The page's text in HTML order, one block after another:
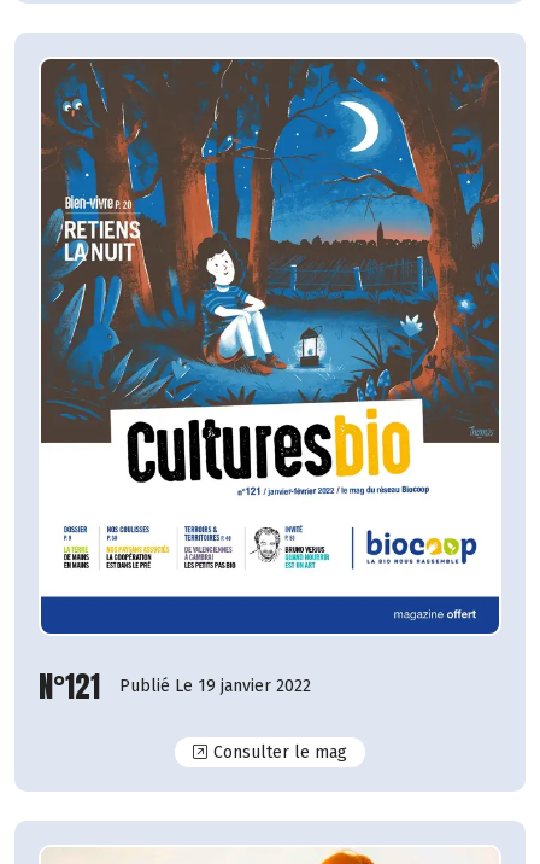
N°121 Publié Le 19 janvier 2022
Consulter le magN°121